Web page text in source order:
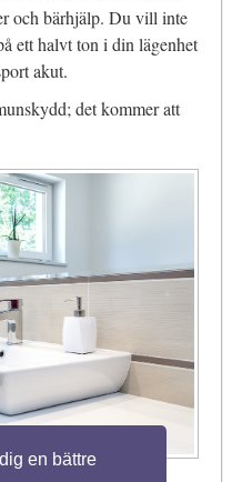
en bättre
och bärhjälp. Du vill inte
ett halvt ton i din lägenhet
akut.
det kommer att